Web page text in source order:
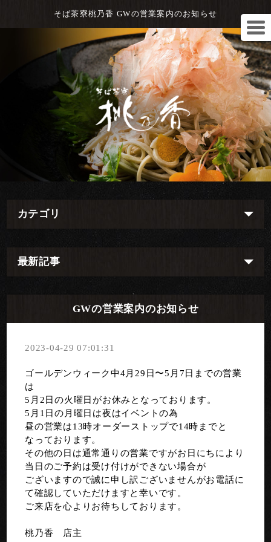
そば茶寮桃乃香 GWの営業案内のお知らせ
カテゴリ
最新記事
GWの営業案内のお知らせ
2023-04-29 07:01:31
ゴールデンウィーク中4月29日〜5月7日までの営業
は
5月2日の火曜日がお休みとなっております。
5月1日の月曜日は夜はイベントの為
昼の営業は13時オーダーストップで14時までと
なっております。
その他の日は通常通りの営業ですがお日にちにより
当日のご予約は受け付けができない場合が
ございますので誠に申し訳ございませんがお電話に
て確認していただけますと幸いです。
ご来店を心よりお待ちしております。
桃乃香 店主